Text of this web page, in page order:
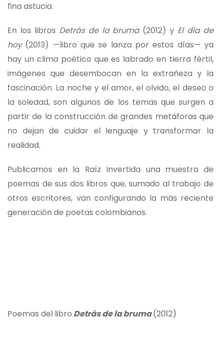
fina astucia.
En los libros Detrás de la bruma(2012) y El día de
hoy (2013) —libro que se lanza por estos días— ya
hay un clima poético que es labrado en tierra fértil,
imágenes que desembocan en la extrañeza y la
fascinación. La noche y el amor, el olvido, el deseo o
la soledad, son algunos de los temas que surgen a
partir de la construcción de grandes metáforas que
no dejan de cuidar el lenguaje y transformar la
realidad.
Publicamos en la Raíz Invertida una muestra de
poemas de sus dos libros que, sumado al trabajo de
otros escritores, van configurando la más reciente
generación de poetas colombianos.
Poemas del libro Detrás de la bruma(2012)